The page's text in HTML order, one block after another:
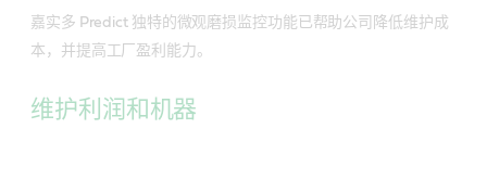
嘉实多 Predict 独特的微观磨损监控功能已帮助公司降低维护成
本，并提高工厂盈利能力。
维护利润和机器